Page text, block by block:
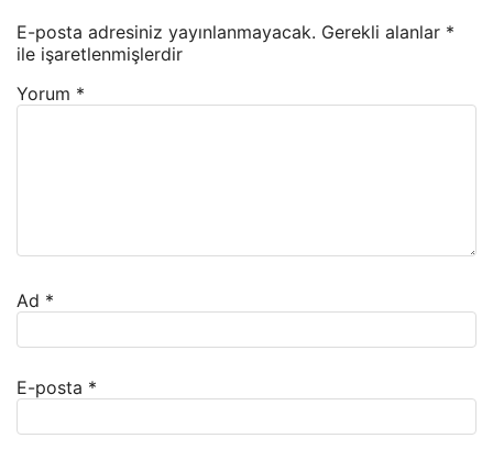
E-posta adresiniz yayınlanmayacak. Gerekli alanlar *
ile işaretlenmişlerdir
Yorum *
Ad *
E-posta *